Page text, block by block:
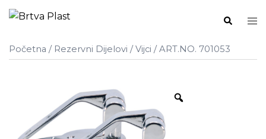
Skip
to
Search
Početna / Rezervni Dijelovi /Vijci / ART.NO. 701053